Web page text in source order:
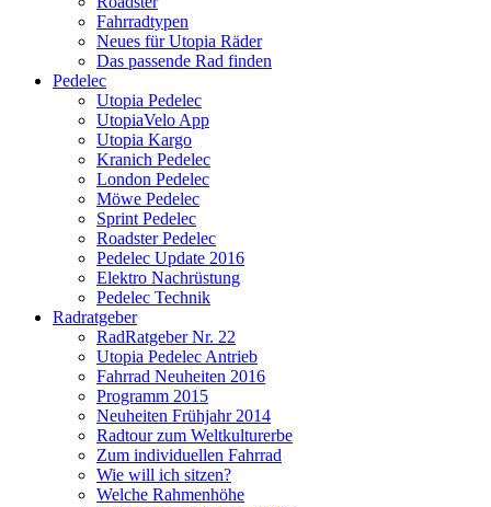
Fahrradtypen
Neues für Utopia Räder
Das passende Rad finden
Pedelec
Utopia Pedelec
UtopiaVelo App
Utopia Kargo
Kranich Pedelec
London Pedelec
Möwe Pedelec
Sprint Pedelec
Roadster Pedelec
Pedelec Update 2016
Elektro Nachrüstung
Pedelec Technik
Radratgeber
RadRatgeber Nr. 22
Utopia Pedelec Antrieb
Fahrrad Neuheiten 2016
Programm 2015
Neuheiten Frühjahr 2014
Radtour zum Weltkulturerbe
Zum individuellen Fahrrad
Wie will ich sitzen?
Welche Rahmenhöhe